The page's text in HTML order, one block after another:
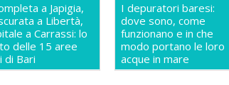
a Japigia,
a Libertà,
a Carrassi: lo
delle 15 aree
di Bari
I depuratori baresi:
dove sono, come
funzionano e in che
modo portano le loro
acque in mare